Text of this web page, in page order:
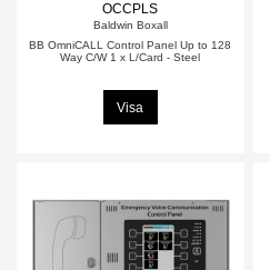
OCCPLS
Baldwin Boxall
BB OmniCALL Control Panel Up to 128
Way C/W 1 x L/Card - Steel
Visa